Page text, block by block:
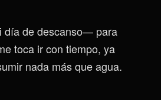
día de descanso— para
toca ir con tiempo, ya
nada más que agua.